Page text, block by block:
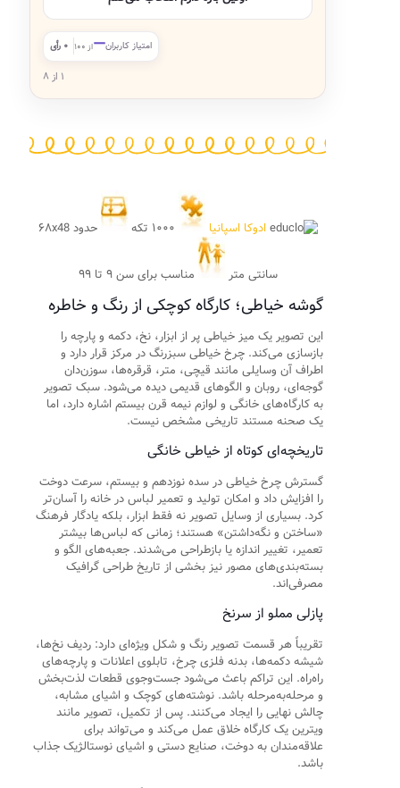
امتیاز کاربران—از ۱۰۰ ۰ رأی
۱ از ۸
ادوکا اسپانیا حدود ۶۸x48
سانتی متر مناسب برای سن ۹ تا ۹۹
گوشه خیاطی؛ کارگاه کوچکی از رنگ و خاطره
این تصویر یک میز خیاطی پر از ابزار، نخ، دکمه و پارچه را
بازسازی می‌کند. چرخ خیاطی سبزرنگ در مرکز قرار دارد و
اطراف آن وسایلی مانند قیچی، متر، قرقره‌ها، سوزن‌دان
گوجه‌ای، روبان و الگوهای قدیمی دیده می‌شود. سبک تصویر
به کارگاه‌های خانگی و لوازم نیمه قرن بیستم اشاره دارد، اما
یک صحنه مستند تاریخی مشخص نیست.
تاریخچه‌ای کوتاه از خیاطی خانگی
گسترش چرخ خیاطی در سده نوزدهم و بیستم، سرعت دوخت
را افزایش داد و امکان تولید و تعمیر لباس در خانه را آسان‌تر
کرد. بسیاری از وسایل تصویر نه فقط ابزار، بلکه یادگار فرهنگ
«ساختن و نگه‌داشتن» هستند؛ زمانی که لباس‌ها بیشتر
تعمیر، تغییر اندازه یا بازطراحی می‌شدند. جعبه‌های الگو و
بسته‌بندی‌های مصور نیز بخشی از تاریخ طراحی گرافیک
مصرفی‌اند.
پازلی مملو از سرنخ
تقریباً هر قسمت تصویر رنگ و شکل ویژه‌ای دارد: ردیف نخ‌ها،
شیشه دکمه‌ها، بدنه فلزی چرخ، تابلوی اعلانات و پارچه‌های
راه‌راه. این تراکم باعث می‌شود جست‌وجوی قطعات لذت‌بخش
و مرحله‌به‌مرحله باشد. نوشته‌های کوچک و اشیای مشابه،
چالش نهایی را ایجاد می‌کنند. پس از تکمیل، تصویر مانند
ویترین یک کارگاه خلاق عمل می‌کند و می‌تواند برای
علاقه‌مندان به دوخت، صنایع دستی و اشیای نوستالژیک جذاب
باشد.